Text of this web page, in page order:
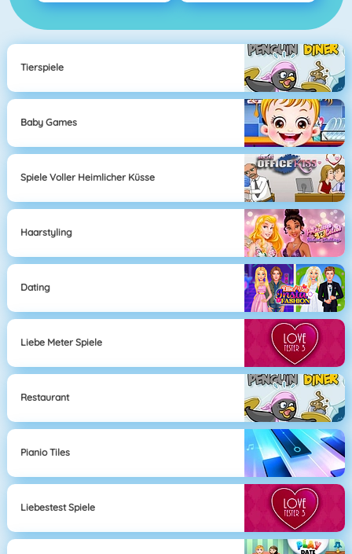
Tierspiele
Baby Games
Spiele Voller Heimlicher Küsse
Haarstyling
Dating
Liebe Meter Spiele
Restaurant
Pianio Tiles
Liebestest Spiele